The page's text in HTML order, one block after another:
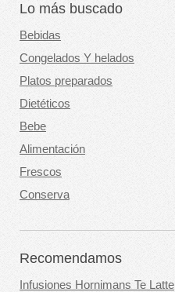
Lo más buscado
Bebidas
Congelados Y helados
Platos preparados
Dietéticos
Bebe
Alimentación
Frescos
Conserva
Recomendamos
Infusiones Hornimans Te Latte